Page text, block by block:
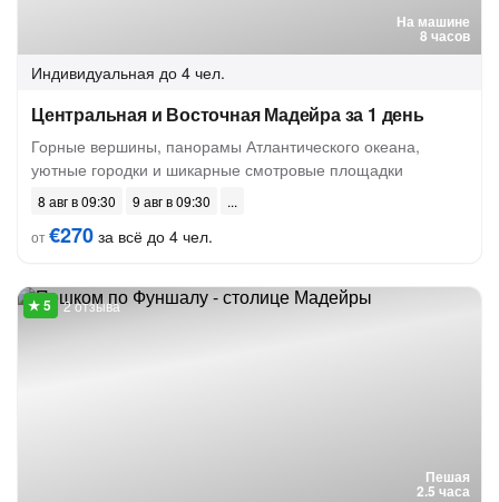
На машине
8 часов
Индивидуальная до 4 чел.
Центральная и Восточная Мадейра за 1 день
Горные вершины, панорамы Атлантического океана,
уютные городки и шикарные смотровые площадки
8 авг в 09:30
9 авг в 09:30
от€270 за всё до 4 чел.
Пешая
2.5 часа
2 отзыва